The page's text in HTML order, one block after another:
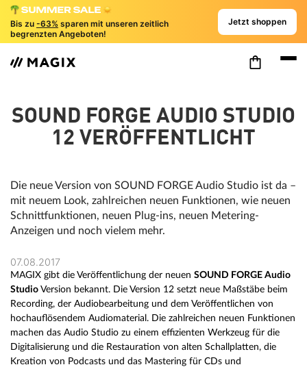
Bis zu -63% sparen mit unseren zeitlich
begrenzten Angeboten!
Jetzt shoppen
SOUND FORGE AUDIO STUDIO
12 VERÖFFENTLICHT
Die neue Version von SOUND FORGE Audio Studio ist da –
mit neuem Look, zahlreichen neuen Funktionen, wie neuen
Schnittfunktionen, neuen Plug-ins, neuen Metering-
Anzeigen und noch vielem mehr.
07.08.2017
MAGIX gibt die Veröffentlichung der neuen SOUND FORGE Audio
Studio Version bekannt. Die Version 12 setzt neue Maßstäbe beim
Recording, der Audiobearbeitung und dem Veröffentlichen von
hochauflösendem Audiomaterial. Die zahlreichen neuen Funktionen
machen das Audio Studio zu einem effizienten Werkzeug für die
Digitalisierung und die Restauration von alten Schallplatten, die
Kreation von Podcasts und das Mastering für CDs und